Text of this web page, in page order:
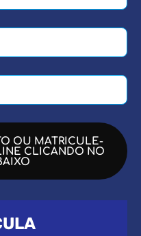
OU MATRICULE-
CLICANDO NO